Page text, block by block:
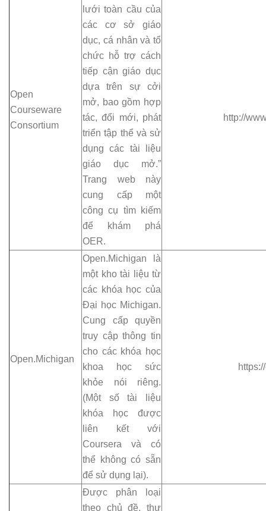
Open
Courseware
Consortium
lưới toàn cầu của
các cơ sở giáo
dục, cá nhân và tổ
chức hỗ trợ cách
tiếp cận giáo dục
dựa trên sự cởi
mở, bao gồm hợp
tác, đổi mới, phát
triển tập thể và sử
dụng các tài liệu
giáo dục mở.”
Trang web này
cung cấp một
công cụ tìm kiếm
để khám phá
OER.
http://
Open.Michigan
Open.Michigan là
một kho tài liệu từ
các khóa học của
Đại học Michigan.
Cung cấp quyền
truy cập thông tin
cho các khóa học
khoa học sức
khỏe nói riêng.
(Một số tài liệu
khóa học được
liên kết với
Coursera và có
thể không có sẵn
để sử dụng lại).
Được phân loại
theo chủ đề, thư